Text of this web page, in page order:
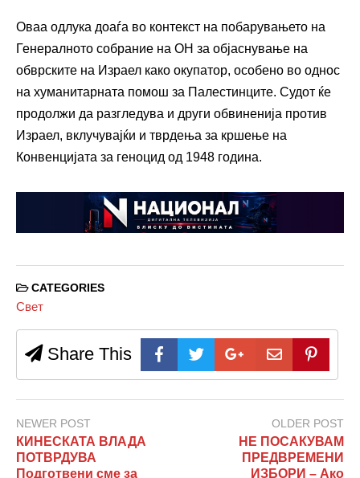
Оваа одлука доаѓа во контекст на побарувањето на
Генералното собрание на ОН за објаснување на
обврските на Израел како окупатор, особено во однос
на хуманитарната помош за Палестинците. Судот ќе
продолжи да разгледува и други обвиненија против
Израел, вклучувајќи и тврдења за кршење на
Конвенцијата за геноцид од 1948 година.
CATEGORIES
Свет
Share This
NEWER POST
КИНЕСКАТА ВЛАДА
ПОТВРДУВА
Подготвени сме за
OLDER POST
НЕ ПОСАКУВАМ
ПРЕДВРЕМЕНИ
ИЗБОРИ – Ако